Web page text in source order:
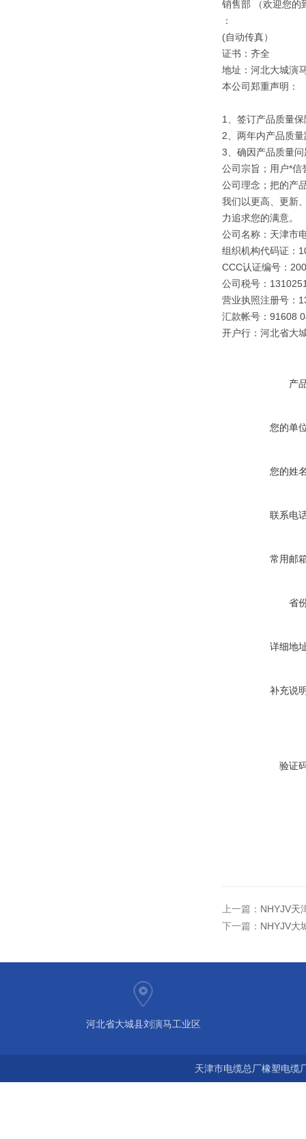
销售部 （欢迎您的
：
(自动传真）
证书：齐全
地址：河北大城演
本公司郑重声明：
1、签订产品质量
2、两年内产品质
3、确因产品质量
公司宗旨；用户*信
公司理念；把的产
我们以更高、更新
力追求您的满意。
公司名称：天津市
组织机构代码证：
CCC认证编号：
公司税号：
营业执照注册号：
汇款帐号：91608
开户行：河北省大
产
您的单
您的姓
联系电
常用邮
省
详细地
补充说
验证
上一篇： NHYJV天
下一篇： NHYJV大
河北省大城县刘演马工业区
天津市电缆总厂橡塑电